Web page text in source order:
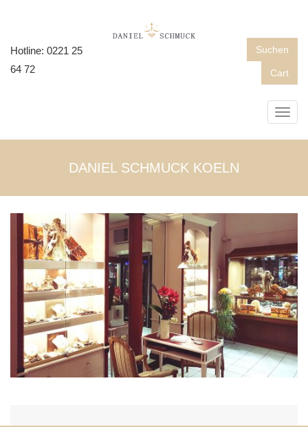
Hotline: 0221 25
64 72
Suchen
Cart
DANIEL SCHMUCK KOELN